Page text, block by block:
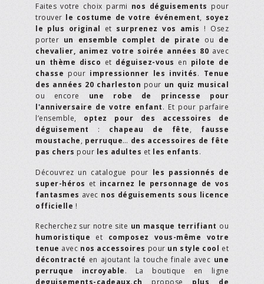
Faites votre choix parmi nos déguisements pour
trouver le costume de votre événement, soyez
le plus original et surprenez vos amis ! Osez
porter un ensemble complet de pirate ou de
chevalier, animez votre soirée années 80 avec
un thème disco et déguisez-vous en pilote de
chasse pour impressionner les invités. Tenue
des années 20 charleston pour un quiz musical
ou encore une robe de princesse pour
l'anniversaire de votre enfant. Et pour parfaire
l’ensemble, optez pour des accessoires de
déguisement : chapeau de fête, fausse
moustache, perruque… des accessoires de fête
pas chers pour les adultes et les enfants.
Découvrez un catalogue pour les passionnés de
super-héros et incarnez le personnage de vos
fantasmes avec nos déguisements sous licence
officielle !
Recherchez sur notre site un masque terrifiant ou
humoristique et composez vous-même votre
tenue avec nos accessoires pour un style cool et
décontracté en ajoutant la touche finale avec une
perruque incroyable. La boutique en ligne
deguisements-cadeaux.ch propose plus de